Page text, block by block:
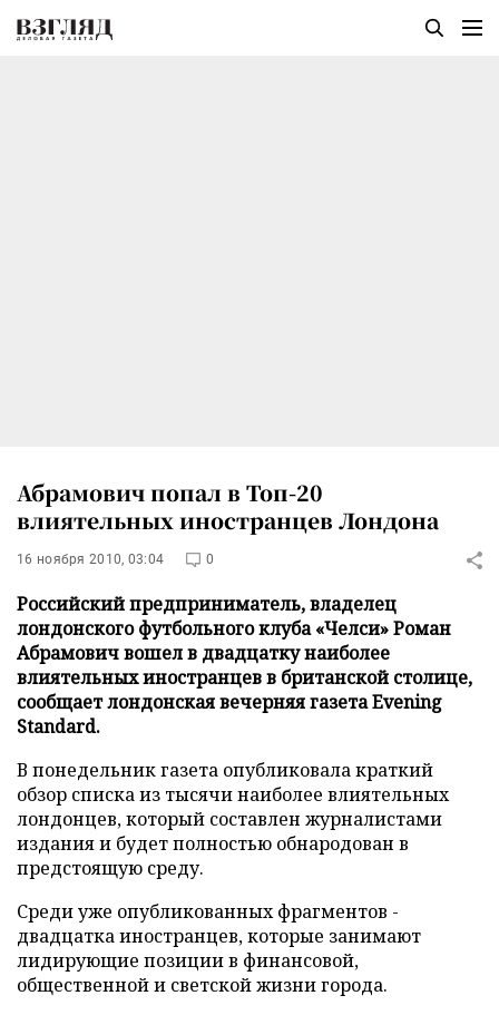
Абрамович попал в Топ-20
влиятельных иностранцев Лондона
16 ноября 2010, 03:04 0
Российский предприниматель, владелец
лондонского футбольного клуба «Челси» Роман
Абрамович вошел в двадцатку наиболее
влиятельных иностранцев в британской столице,
сообщает лондонская вечерняя газета Evening
Standard.
В понедельник газета опубликовала краткий
обзор списка из тысячи наиболее влиятельных
лондонцев, который составлен журналистами
издания и будет полностью обнародован в
предстоящую среду.
Среди уже опубликованных фрагментов -
двадцатка иностранцев, которые занимают
лидирующие позиции в финансовой,
общественной и светской жизни города.